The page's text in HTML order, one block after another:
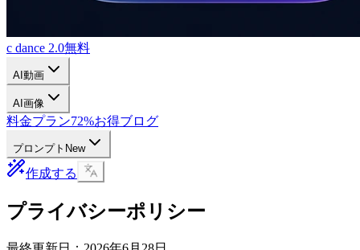
c dance 2.0無料
AI動画
AI画像
料金プラン72%お得ブログ
プロンプト New
作成する
プライバシーポリシー